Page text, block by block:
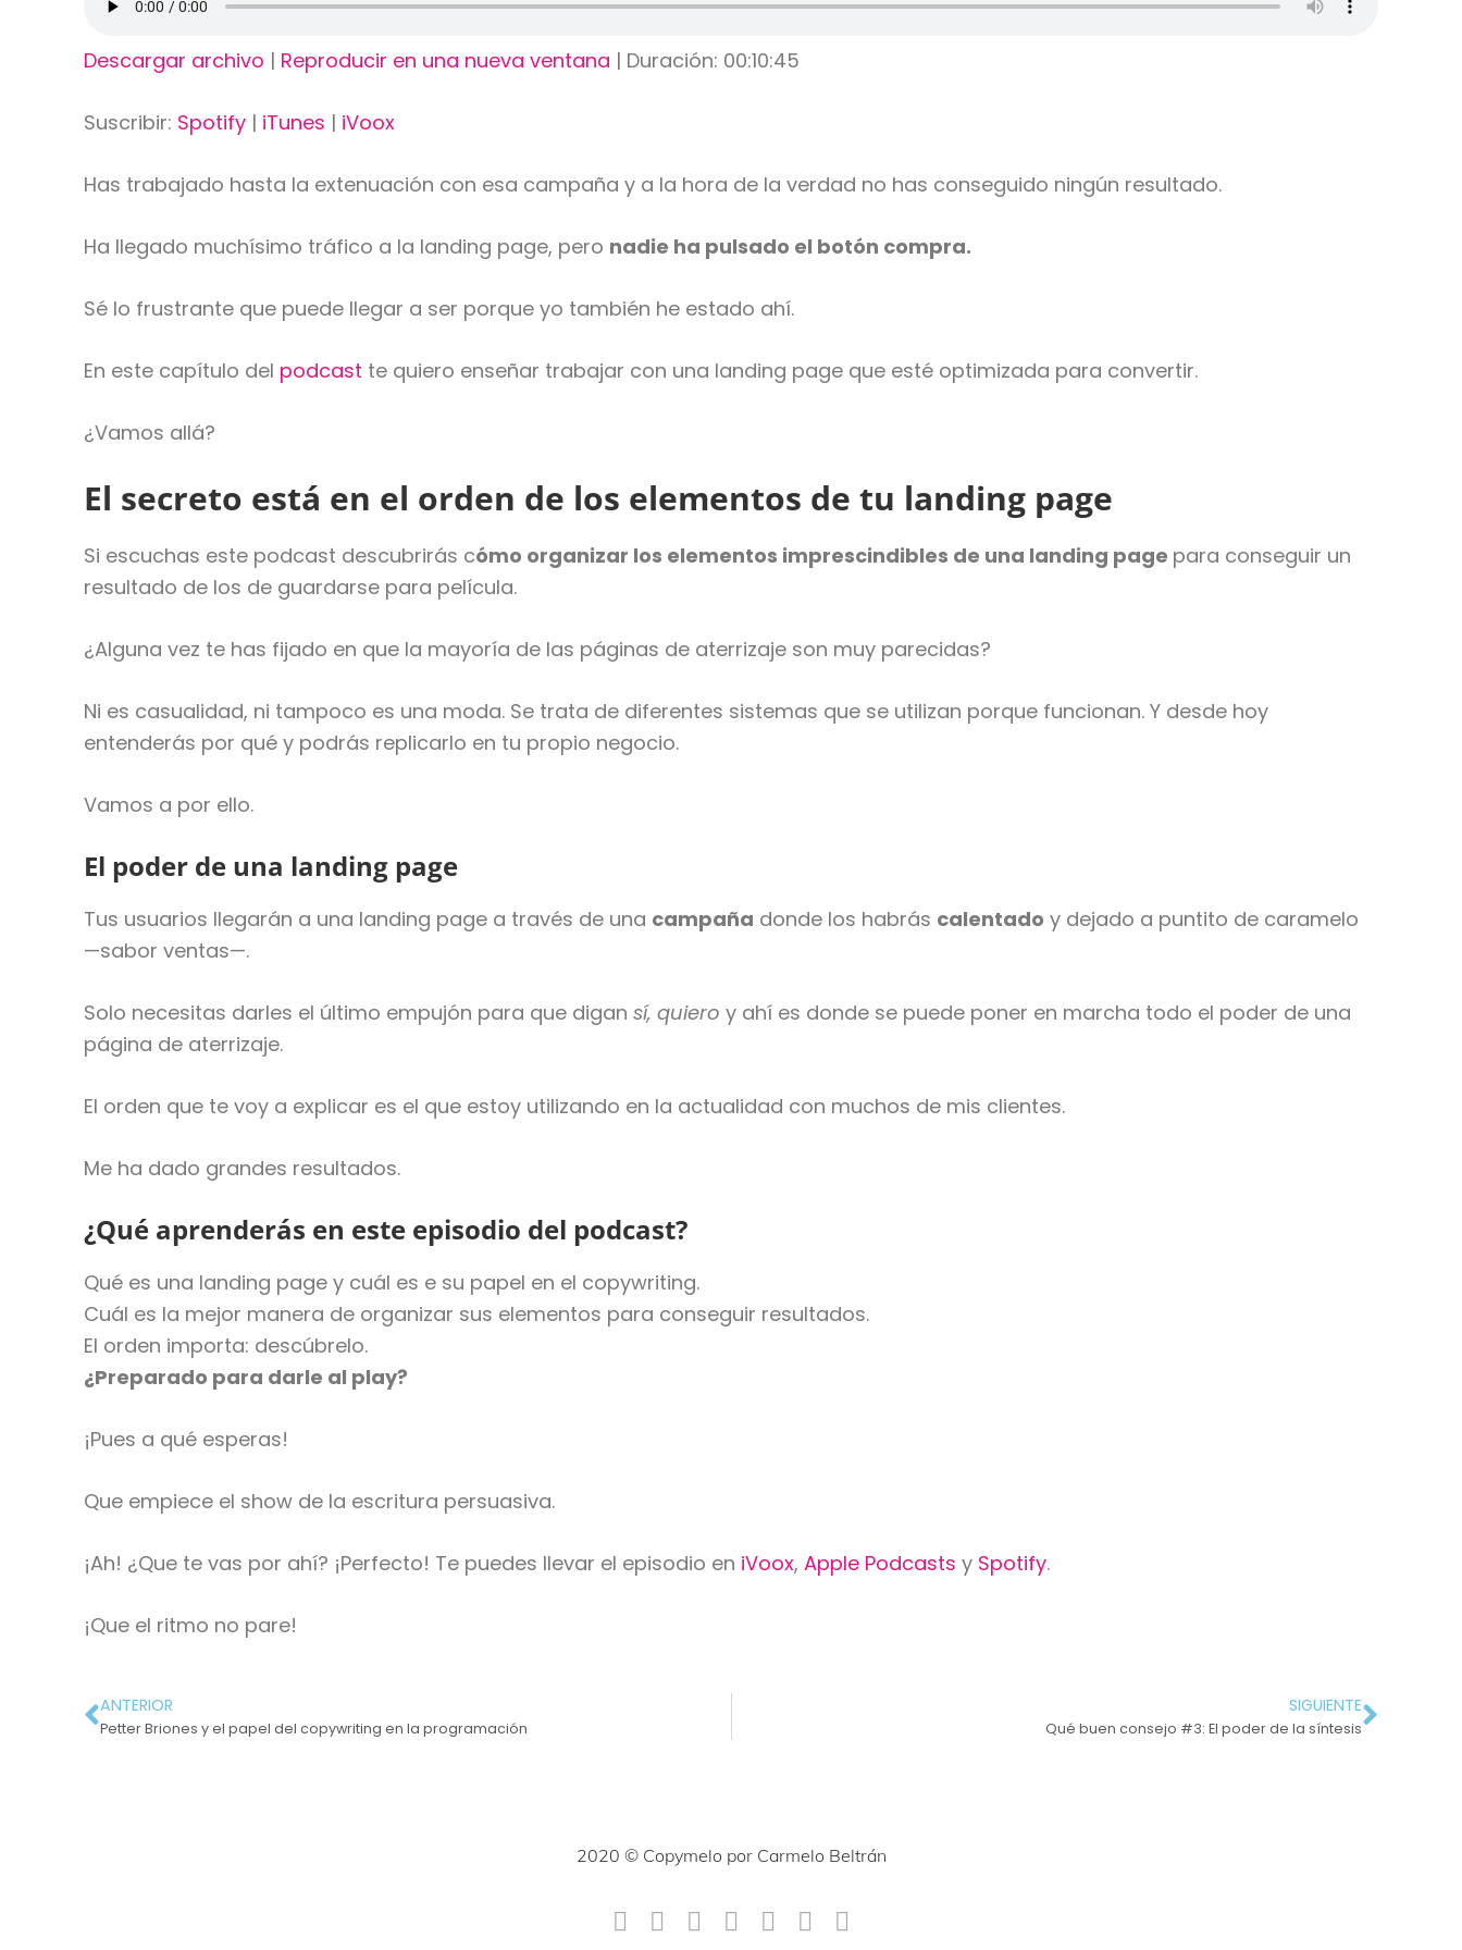
Descargar archivo | Reproducir en una nueva ventana | Duración: 00:10:45
Suscribir: Spotify | iTunes | iVoox
Has trabajado hasta la extenuación con esa campaña y a la hora de la verdad no has conseguido ningún resultado.
Ha llegado muchísimo tráfico a la landing page, pero nadie ha pulsado el botón compra.
Sé lo frustrante que puede llegar a ser porque yo también he estado ahí.
En este capítulo del podcast te quiero enseñar trabajar con una landing page que esté optimizada para convertir.
¿Vamos allá?
El secreto está en el orden de los elementos de tu landing page
Si escuchas este podcast descubrirás cómo organizar los elementos imprescindibles de una landing page para conseguir un
resultado de los de guardarse para película.
¿Alguna vez te has fijado en que la mayoría de las páginas de aterrizaje son muy parecidas?
Ni es casualidad, ni tampoco es una moda. Se trata de diferentes sistemas que se utilizan porque funcionan. Y desde hoy
entenderás por qué y podrás replicarlo en tu propio negocio.
Vamos a por ello.
El poder de una landing page
Tus usuarios llegarán a una landing page a través de una campaña donde los habrás calentado y dejado a puntito de caramelo
—sabor ventas—.
Solo necesitas darles el último empujón para que digansí, quiero y ahí es donde se puede poner en marcha todo el poder de una
página de aterrizaje.
El orden que te voy a explicar es el que estoy utilizando en la actualidad con muchos de mis clientes.
Me ha dado grandes resultados.
¿Qué aprenderás en este episodio del podcast?
Qué es una landing page y cuál es e su papel en el copywriting.
Cuál es la mejor manera de organizar sus elementos para conseguir resultados.
El orden importa: descúbrelo.
¿Preparado para darle al play?
¡Pues a qué esperas!
Que empiece el show de la escritura persuasiva.
¡Ah! ¿Que te vas por ahí? ¡Perfecto! Te puedes llevar el episodio en iVoox,Apple Podcasts y Spotify.
¡Que el ritmo no pare!
ANTERIOR
Petter Briones y el papel del copywriting en la programación
SIGUIENTE
Qué buen consejo #3: El poder de la síntesis
2020 © Copymelo por Carmelo Beltrán